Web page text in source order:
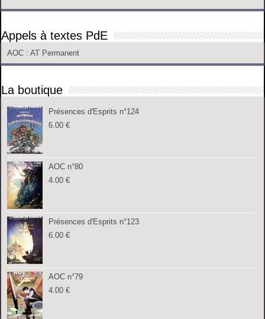
Appels à textes PdE
AOC : AT Permanent
La boutique
Présences d'Esprits n°124
6.00€
AOC n°80
4.00€
Présences d'Esprits n°123
6.00€
AOC n°79
4.00€